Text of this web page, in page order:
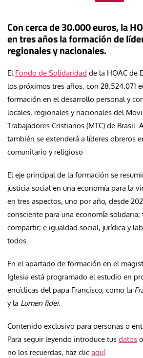
Con cerca de 30.000 euros, la
en tres años la formación de
regionales y nacionales.
El Fondo de Solidaridad de la HOAC de
los próximos tres años, con 28.524.071
formación en el desarrollo personal y
locales, regionales y nacionales del
Trabajadores Cristianos (MTC) de Brasil.
también se extenderá a líderes obreros
comunitario y religioso
El eje principal de la formación se
justicia social en una economía para la
en tres aspectos, uno por año, desde
consciente para una economía
compartir; e igualdad social, jurídica y
todos.
En el apartado de formación en el
Iglesia está programado el estudio en
encíclicas del papa Francisco, como la
y la Lumen fidei.
Contenido exclusivo para personas o
Para seguir leyendo introduce tus datos
no los recuerdas, haz clic aquí